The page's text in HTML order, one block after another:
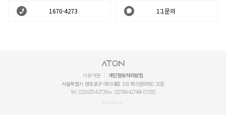
1670-4273 1:1문의
이용약관
개인정보처리방침
서울특별시 영등포구 여의대로 108 파크원타워1 26층
Tel. 02)1670-4273Fax. 02)786-4274우.07335
© ATON Inc.